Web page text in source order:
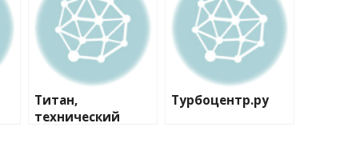
Титан,
технический
Турбоцентр.ру